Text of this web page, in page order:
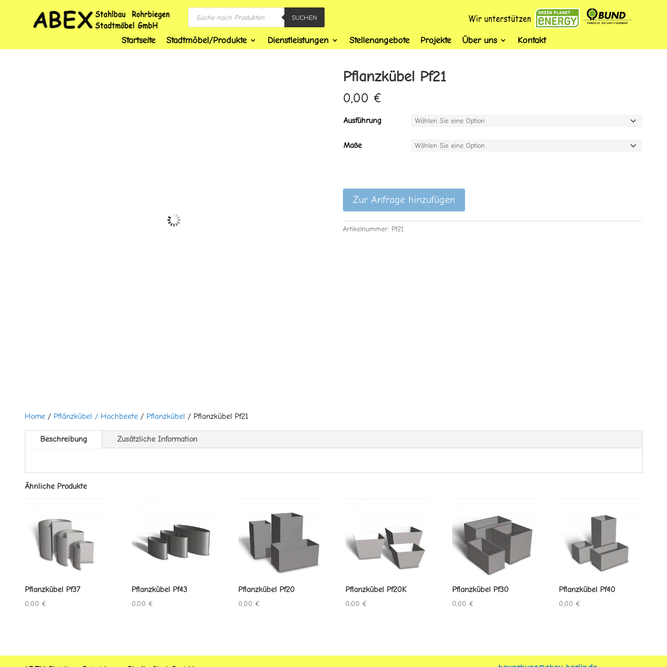
Products
search
SUCHEN
Startseite Stadtmöbel/Produkte Dienstleistungen Stellenangebote Projekte Über uns Kontakt
Pflanzkübel Pf21
0,00 €
Ausführung
Maße
Zur Anfrage hinzufügen
Artikelnummer: Pf21
Home/ Pflänzkübel / Hochbeete/ Pflanzkübel / Pflanzkübel Pf21
Beschreibung Zusätzliche Information
Ähnliche Produkte
Pflanzkübel Pf37
0,00 €
Pflanzkübel Pf43
0,00 €
Pflanzkübel Pf20
0,00 €
Pflanzkübel Pf20K
0,00 €
Pflanzkübel Pf30
0,00 €
Pflanzkübel Pf40
0,00 €